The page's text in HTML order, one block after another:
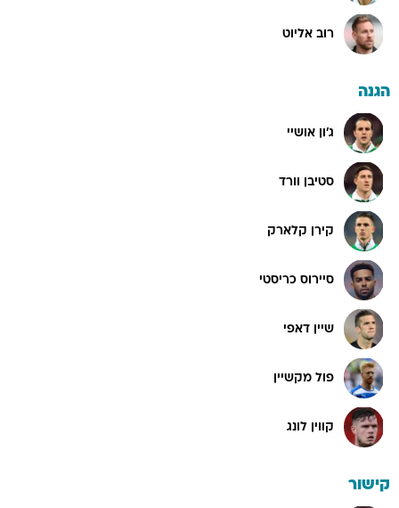
רוב אליוט
הגנה
ג'ון אושיי
סטיבן וורד
קירן קלארק
סיירוס כריסטי
שיין דאפי
פול מקשיין
קווין לונג
קישור